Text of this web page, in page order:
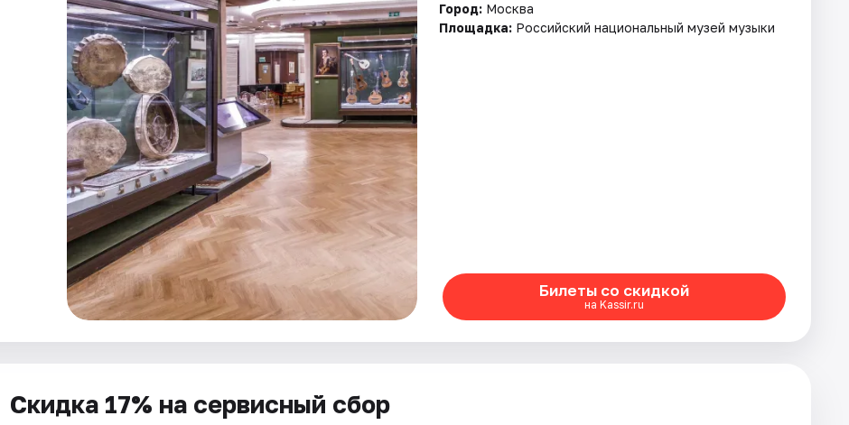
Город: Москва
Площадка: Российский национальный музей музыки
Билеты со скидкой
на Kassir.ru
Скидка 17% на сервисный сбор